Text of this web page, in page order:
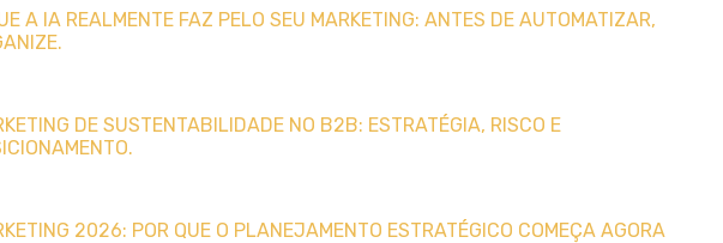
A IA REALMENTE FAZ PELO SEU MARKETING: ANTES DE AUTOMATIZAR,
DE SUSTENTABILIDADE NO B2B: ESTRATÉGIA, RISCO E
2026: POR QUE O PLANEJAMENTO ESTRATÉGICO COMEÇA AGORA